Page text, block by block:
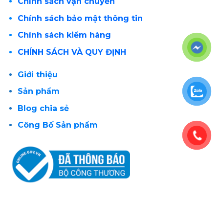
Chính sách bảo mật thông tin
Chính sách kiểm hàng
CHÍNH SÁCH VÀ QUY ĐỊNH
Giới thiệu
Sản phẩm
Blog chia sẻ
Công Bố Sản phẩm